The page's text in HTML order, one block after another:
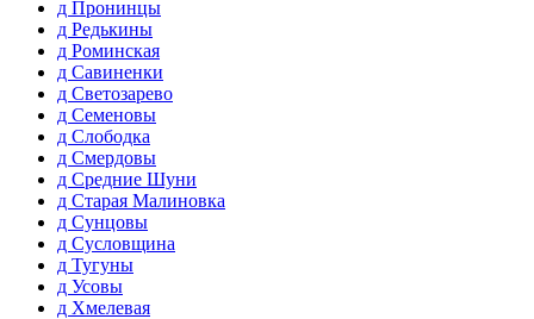
д Пронинцы
д Редькины
д Роминская
д Савиненки
д Светозарево
д Семеновы
д Слободка
д Смердовы
д Средние Шуни
д Старая Малиновка
д Сунцовы
д Сусловщина
д Тугуны
д Усовы
д Хмелевая